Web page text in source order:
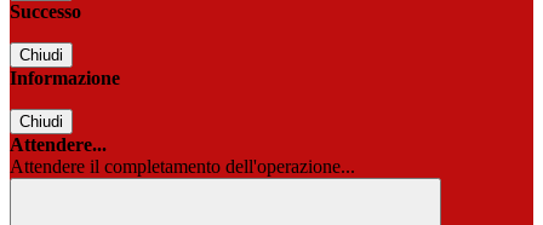
Successo
Chiudi
Informazione
Chiudi
Attendere...
Attendere il completamento dell'operazione...